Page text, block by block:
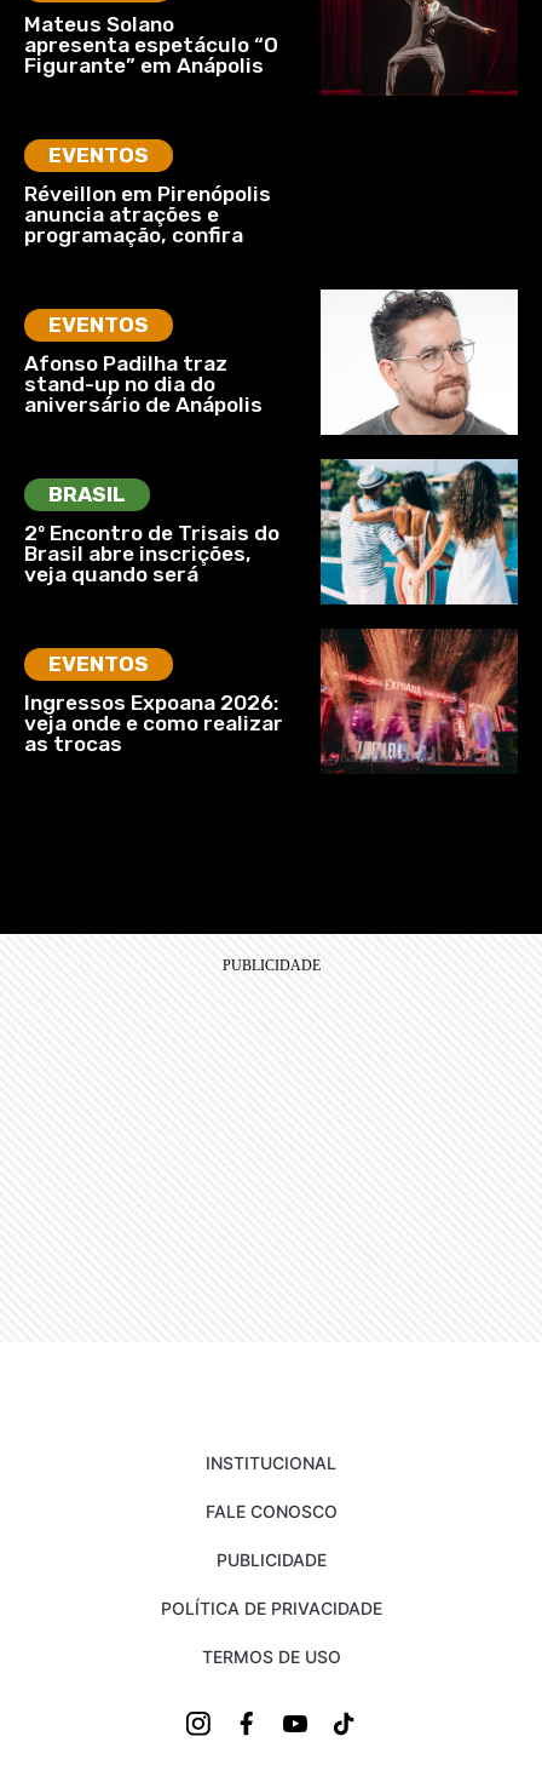
Mateus Solano
apresenta espetáculo “O
Figurante” em Anápolis
EVENTOS
Réveillon em Pirenópolis
anuncia atrações e
programação, confira
EVENTOS
Afonso Padilha traz
stand-up no dia do
aniversário de Anápolis
BRASIL
2º Encontro de Trisais do
Brasil abre inscrições,
veja quando será
EVENTOS
Ingressos Expoana 2026:
veja onde e como realizar
as trocas
INSTITUCIONAL
FALE CONOSCO
PUBLICIDADE
POLÍTICA DE PRIVACIDADE
TERMOS DE USO